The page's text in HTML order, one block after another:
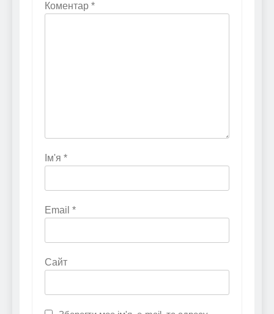
Коментар *
Ім'я *
Email *
Сайт